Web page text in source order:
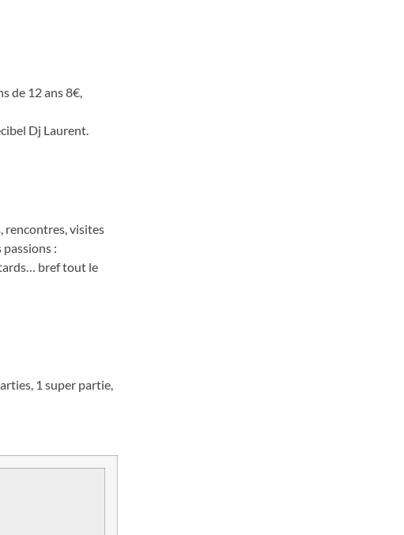
de 12 ans 8€,
Dj Laurent.
rencontres, visites
:
bref tout le
1 super partie,